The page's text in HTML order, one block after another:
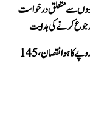
سے متعلق درخواست
کرنے کی ہدایت
ہماچل پردیش: مانسون میں 798 کروڑ روپے کا ہوا نقصان، 145